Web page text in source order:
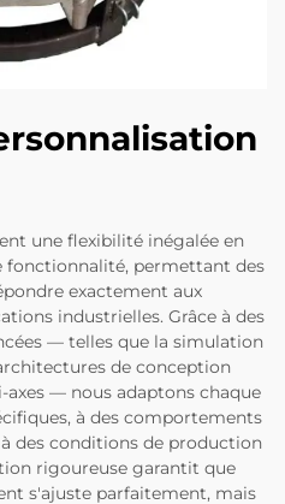
une flexibilité inégalée en
fonctionnalité, permettant des
exactement aux
industrielles. Grâce à des
— telles que la simulation
de conception
— nous adaptons chaque
à des comportements
des conditions de production
rigoureuse garantit que
s'ajuste parfaitement, mais